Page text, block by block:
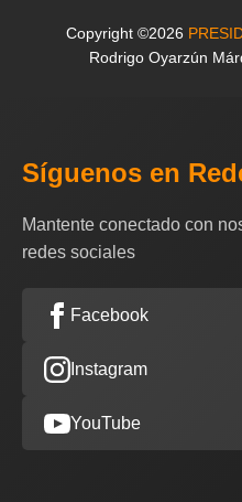
Copyright ©2026
Rodrigo Oyarzún
Síguenos en
Mantente conectado con
redes sociales
Facebook
Instagram
YouTube